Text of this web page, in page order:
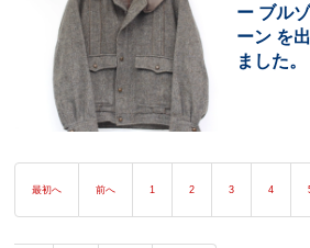
ー ブル
ーン を
ました。
最初へ 前へ 1 2 3 4